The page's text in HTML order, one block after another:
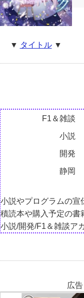
▼ タイトル▼
F1＆雑談
小説
開発
静岡
小説やプログラムの宣
積読本や購入予定の書
小説/開発/F1＆雑談ア
広告